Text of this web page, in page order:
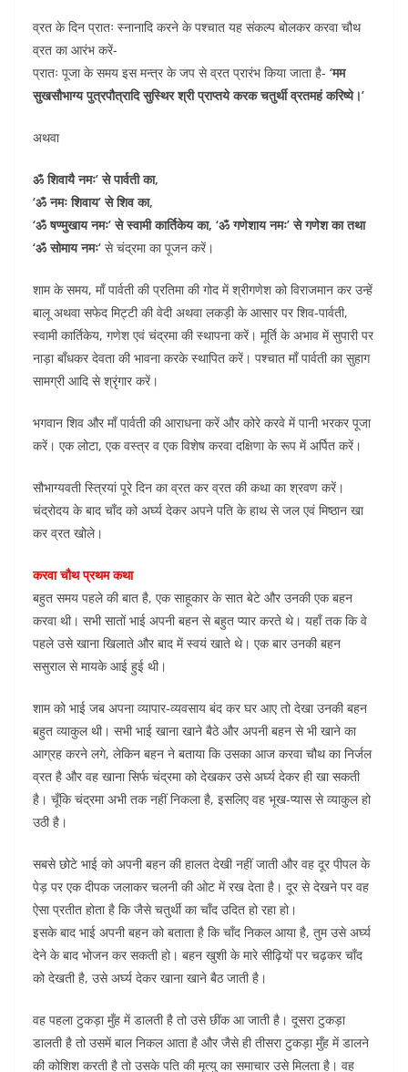
व्रत के दिन प्रातः स्नानादि करने के पश्चात यह संकल्प बोलकर करवा चौथ
व्रत का आरंभ करें-
प्रातः पूजा के समय इस मन्त्र के जप से व्रत प्रारंभ किया जाता है- ‘मम
सुखसौभाग्य पुत्रपौत्रादि सुस्थिर श्री प्राप्तये करक चतुर्थी व्रतमहं करिष्ये।’
अथवा
ॐ शिवायै नमः’ से पार्वती का,
‘ॐ नमः शिवाय’ से शिव का,
‘ॐ षण्मुखाय नमः’ से स्वामी कार्तिकेय का, ‘ॐ गणेशाय नमः’ से गणेश का तथा
‘ॐ सोमाय नमः’ से चंद्रमा का पूजन करें।
शाम के समय, माँ पार्वती की प्रतिमा की गोद में श्रीगणेश को विराजमान कर उन्हें
बालू अथवा सफेद मिट्टी की वेदी अथवा लकड़ी के आसार पर शिव-पार्वती,
स्वामी कार्तिकेय, गणेश एवं चंद्रमा की स्थापना करें। मूर्ति के अभाव में सुपारी पर
नाड़ा बाँधकर देवता की भावना करके स्थापित करें। पश्चात माँ पार्वती का सुहाग
सामग्री आदि से श्रृंगार करें।
भगवान शिव और माँ पार्वती की आराधना करें और कोरे करवे में पानी भरकर पूजा
करें। एक लोटा, एक वस्त्र व एक विशेष करवा दक्षिणा के रूप में अर्पित करें।
सौभाग्यवती स्त्रियां पूरे दिन का व्रत कर व्रत की कथा का श्रवण करें।
चंद्रोदय के बाद चाँद को अर्घ्य देकर अपने पति के हाथ से जल एवं मिष्ठान खा
कर व्रत खोले।
करवा चौथ प्रथम कथा
बहुत समय पहले की बात है, एक साहूकार के सात बेटे और उनकी एक बहन
करवा थी। सभी सातों भाई अपनी बहन से बहुत प्यार करते थे। यहाँ तक कि वे
पहले उसे खाना खिलाते और बाद में स्वयं खाते थे। एक बार उनकी बहन
ससुराल से मायके आई हुई थी।
शाम को भाई जब अपना व्यापार-व्यवसाय बंद कर घर आए तो देखा उनकी बहन
बहुत व्याकुल थी। सभी भाई खाना खाने बैठे और अपनी बहन से भी खाने का
आग्रह करने लगे, लेकिन बहन ने बताया कि उसका आज करवा चौथ का निर्जल
व्रत है और वह खाना सिर्फ चंद्रमा को देखकर उसे अर्घ्‍य देकर ही खा सकती
है। चूँकि चंद्रमा अभी तक नहीं निकला है, इसलिए वह भूख-प्यास से व्याकुल हो
उठी है।
सबसे छोटे भाई को अपनी बहन की हालत देखी नहीं जाती और वह दूर पीपल के
पेड़ पर एक दीपक जलाकर चलनी की ओट में रख देता है। दूर से देखने पर वह
ऐसा प्रतीत होता है कि जैसे चतुर्थी का चाँद उदित हो रहा हो।
इसके बाद भाई अपनी बहन को बताता है कि चाँद निकल आया है, तुम उसे अर्घ्य
देने के बाद भोजन कर सकती हो। बहन खुशी के मारे सीढ़ियों पर चढ़कर चाँद
को देखती है, उसे अर्घ्‍य देकर खाना खाने बैठ जाती है।
वह पहला टुकड़ा मुँह में डालती है तो उसे छींक आ जाती है। दूसरा टुकड़ा
डालती है तो उसमें बाल निकल आता है और जैसे ही तीसरा टुकड़ा मुँह में डालने
की कोशिश करती है तो उसके पति की मृत्यु का समाचार उसे मिलता है। वह